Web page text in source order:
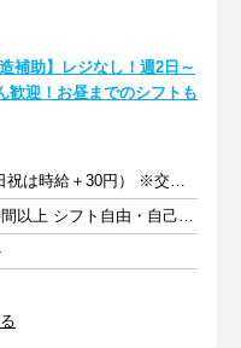
補助】レジなし！週2日～
迎！お昼までのシフトも
時給1141円～（土日祝は時給＋30円） ※交通費規定支給
週2日以上 1日4.5時間以上 シフト自由・自己申告